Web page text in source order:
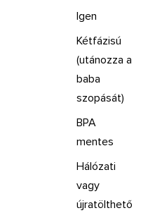
Igen
Kétfázisú
(utánozza a
baba
szopását)
BPA
mentes
Hálózati
vagy
újratölthető